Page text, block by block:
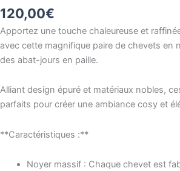
120,00€
Apportez une touche chaleureuse et
avec cette magnifique paire de chevets en
des abat-jours en paille.
Alliant design épuré et matériaux nobles,
parfaits pour créer une ambiance cosy et
**Caractéristiques :**
Noyer massif : Chaque chevet est